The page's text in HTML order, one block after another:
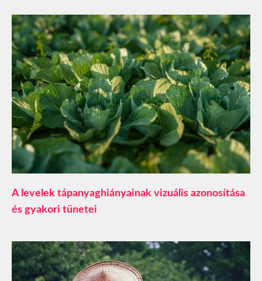
A levelek tápanyaghiányainak vizuális azonosítása
és gyakori tünetei